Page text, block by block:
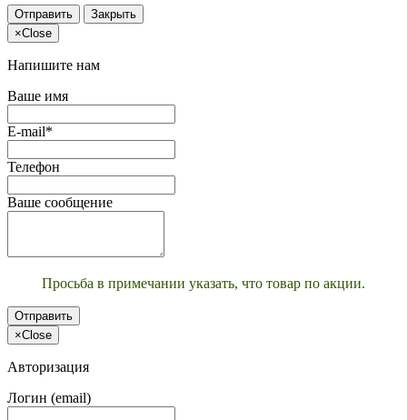
Отправить
Закрыть
×Close
Напишите нам
Ваше имя
E-mail*
Телефон
Ваше сообщение
Просьба в примечании указать, что товар по акции.
Отправить
×Close
Авторизация
Логин (email)